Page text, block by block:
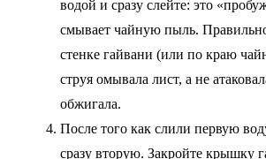
водой и сразу слейте: это
смывает чайную пыль.
стенке гайвани (или по краю
струя омывала лист, а не
обжигала.
После того как слили первую
сразу вторую. Закройте крышку